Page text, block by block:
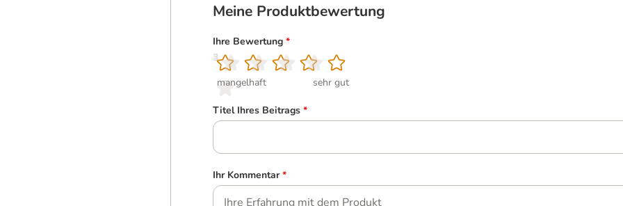
Meine Produktbewertung
Ihre Bewertung *
1
mangelhaft
2
3
4
5
sehr gut
Titel Ihres Beitrags *
Ihr Kommentar *